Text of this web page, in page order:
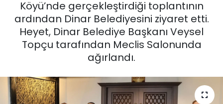
Köyü’nde gerçekleştirdiği toplantının
ardından Dinar Belediyesini ziyaret etti.
Heyet, Dinar Belediye Başkanı Veysel
Topçu tarafından Meclis Salonunda
ağırlandı.
EĞİTİM
MAGAZİN
SPOR
Son Dakika Haberleri
Haber Arşivi